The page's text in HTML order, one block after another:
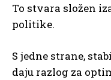
To stvara složen
politike.
S jedne strane,
daju razlog za